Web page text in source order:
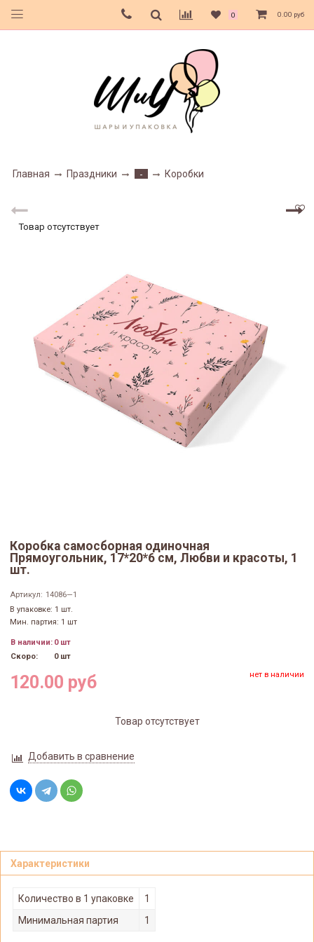
0 0.00 руб
Главная Праздники - Коробки
Товар отсутствует
Коробка самосборная одиночная
Прямоугольник, 17*20*6 см, Любви и красоты, 1
шт.
Артикул: 14086—1
В упаковке: 1 шт.
Мин. партия: 1 шт
В наличии: 0 шт
Скоро:
0 шт
120.00 руб нет в наличии
Товар отсутствует
Добавить в сравнение
Характеристики
Количество в 1 упаковке
1
Минимальная партия
1